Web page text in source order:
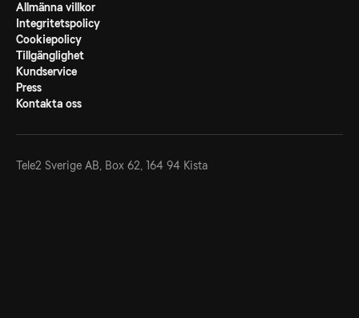
Allmänna villkor
Integritetspolicy
Cookiepolicy
Tillgänglighet
Kundservice
Press
Kontakta oss
Tele2 Sverige AB, Box 62, 164 94 Kista